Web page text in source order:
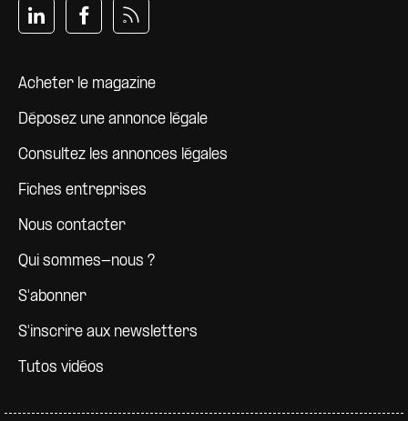
Pied de page
Acheter le magazine
Déposez une annonce légale
Consultez les annonces légales
Fiches entreprises
Nous contacter
Qui sommes-nous ?
S'abonner
S'inscrire aux newsletters
Tutos vidéos